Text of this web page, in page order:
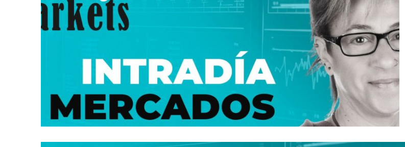
INTRADÍA EN MERCADOS AMERICANOS: Futuro S&P 500: Ojo a los 7.360